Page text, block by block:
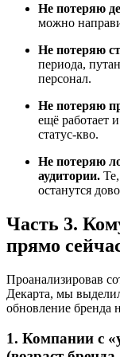
Не потеряю
можно
Не потеряю
периода,
персонал.
Не потеряю
ещё работает
статус-кво.
Не потеряю
аудитории.
останутся
Часть 3.
прямо
Проанализировав
Декарта, мы
обновление бренда
1. Компании с